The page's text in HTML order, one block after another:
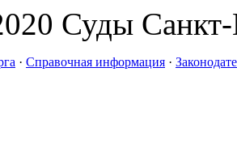
Суды Санкт-
· Справочная информация ·